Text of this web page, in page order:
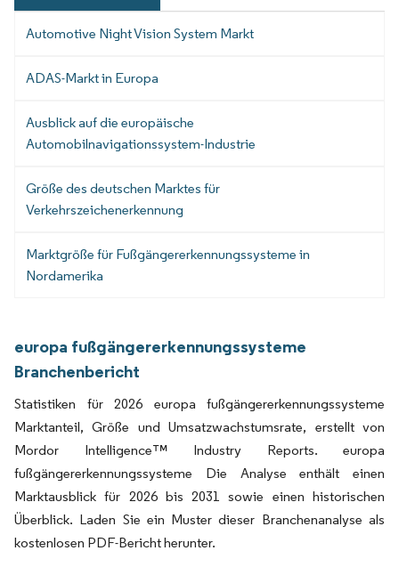
Automotive Night Vision System Markt
ADAS-Markt in Europa
Ausblick auf die europäische
Automobilnavigationssystem-Industrie
Größe des deutschen Marktes für
Verkehrszeichenerkennung
Marktgröße für Fußgängererkennungssysteme in
Nordamerika
europa fußgängererkennungssysteme
Branchenbericht
Statistiken für 2026 europa fußgängererkennungssysteme
Marktanteil, Größe und Umsatzwachstumsrate, erstellt von
Mordor Intelligence™ Industry Reports. europa
fußgängererkennungssysteme Die Analyse enthält einen
Marktausblick für 2026 bis 2031 sowie einen historischen
Überblick. Laden Sie ein Muster dieser Branchenanalyse als
kostenlosen PDF-Bericht herunter.